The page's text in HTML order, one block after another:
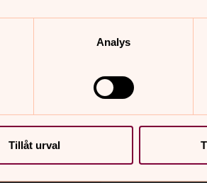
Analys
Tillåt urval